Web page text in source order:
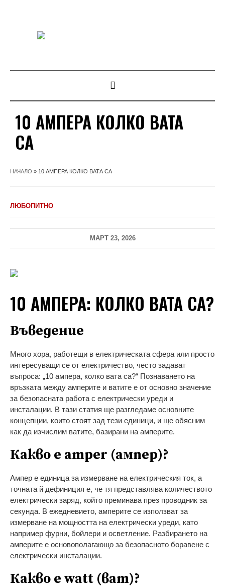
10 АМПЕРА КОЛКО ВАТА
СА
НАЧАЛО » 10 АМПЕРА КОЛКО ВАТА СА
ЛЮБОПИТНО
МАРТ 23, 2026
10 АМПЕРА: КОЛКО ВАТА СА?
Въведение
Много хора, работещи в електрическата сфера или просто
интересуващи се от електричество, често задават
въпроса: „10 ампера, колко вата са?“ Познаването на
връзката между амперите и ватите е от основно значение
за безопасната работа с електрически уреди и
инсталации. В тази статия ще разгледаме основните
концепции, които стоят зад тези единици, и ще обясним
как да изчислим ватите, базирани на амперите.
Какво е amper (ампер)?
Ампер е единица за измерване на електрическия ток, а
точната й дефиниция е, че тя представлява количеството
електрически заряд, който преминава през проводник за
секунда. В ежедневието, амперите се използват за
измерване на мощността на електрически уреди, като
например фурни, бойлери и осветление. Разбирането на
амперите е основополагающо за безопасното боравене с
електрически инсталации.
Какво е watt (ват)?